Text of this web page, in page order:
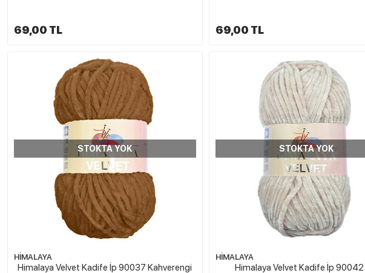
69,00 TL 69,00 TL
STOKTA YOK
HİMALAYA
Himalaya Velvet Kadife İp 90037 Kahverengi
STOKTA YOK
HİMALAYA
Himalaya Velvet Kadife İp 90042